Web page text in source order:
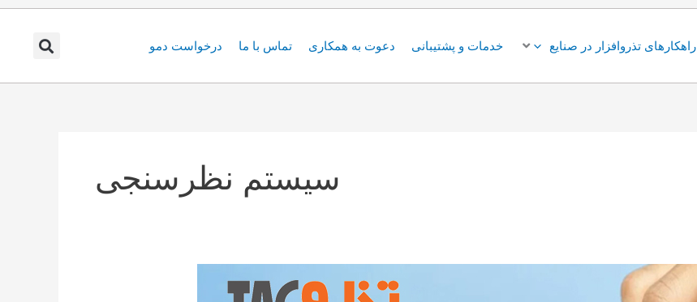
راهکارهای تذروافزار در صنایع خدمات و پشتیبانی دعوت به همکاری تماس با ما درخواست دمو
سیستم نظرسنجی